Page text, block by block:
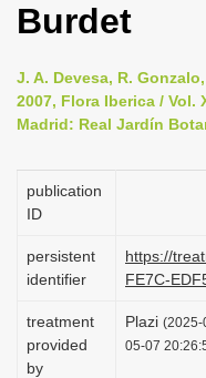
Burdet
J. A. Devesa, R.
2007, Flora Iberica / Vol.
Madrid: Real Jardín
publication
ID
persistent
identifier
https://
FE7C-
treatment
provided
by
Plazi (2025-
05-07